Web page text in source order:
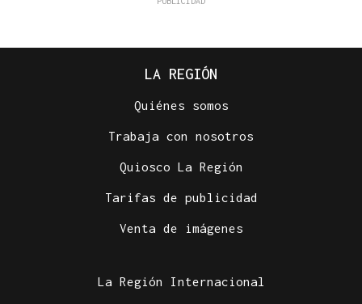
LA REGIÓN
Quiénes somos
Trabaja con nosotros
Quiosco La Región
Tarifas de publicidad
Venta de imágenes
La Región Internacional